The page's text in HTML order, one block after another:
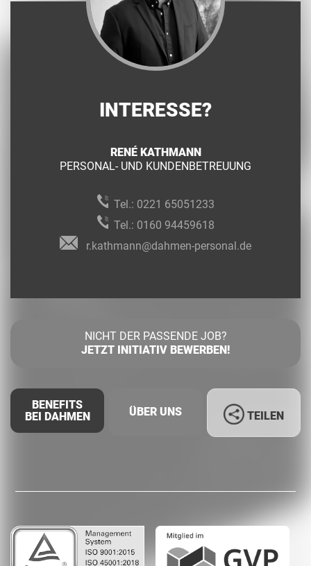
INTERESSE?
RENÉ KATHMANN
PERSONAL- UND KUNDENBETREUUNG
Tel.: 0221 65051233
Tel.: 0160 94459618
r.kathmann@dahmen-personal.de
NICHT DER PASSENDE JOB?
JETZT INITIATIV BEWERBEN!
BENEFITS
BEI DAHMEN
ÜBER UNS
Whatsapp
TEILEN